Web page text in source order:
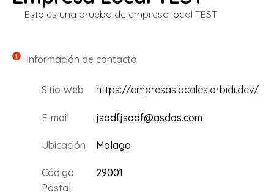
Esto es una prueba de empresa local TEST
Información de contacto
Sitio Web https://empresaslocales.orbidi.dev/
E-mail jsadfjsadf@asdas.com
Ubicación Malaga
Código
Postal
29001